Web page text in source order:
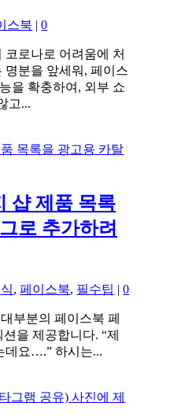
스북 |0
코로나로 어려움에 처
명분을 앞세워, 페이스
을 확충하여, 외부 쇼
고...
샵 제품 목록
로 추가하려
,페이스북, 필수팁 |0
부분의 페이스북 페
을 제공합니다. “제
데요….” 하시는...